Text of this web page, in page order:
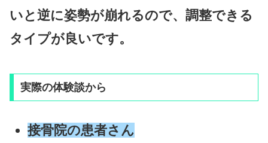
いと逆に姿勢が崩れるので、調整できる
タイプが良いです。
実際の体験談から
接骨院の患者さん